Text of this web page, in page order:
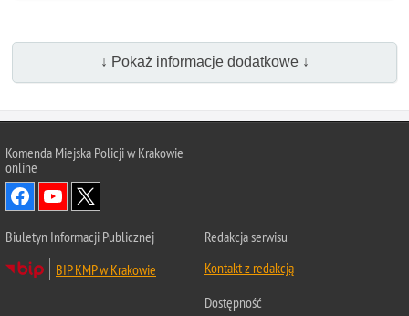
↓ Pokaż informacje dodatkowe ↓
Komenda Miejska Policji w Krakowie
online
Biuletyn Informacji Publicznej
BIP KMP w Krakowie
Redakcja serwisu
Kontakt z redakcją
Dostępność